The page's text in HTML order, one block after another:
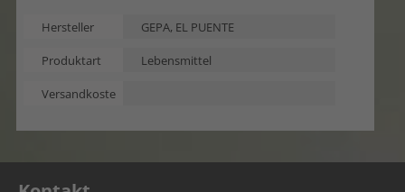
Hersteller GEPA, EL PUENTE
Produktart Lebensmittel
Versandkoste